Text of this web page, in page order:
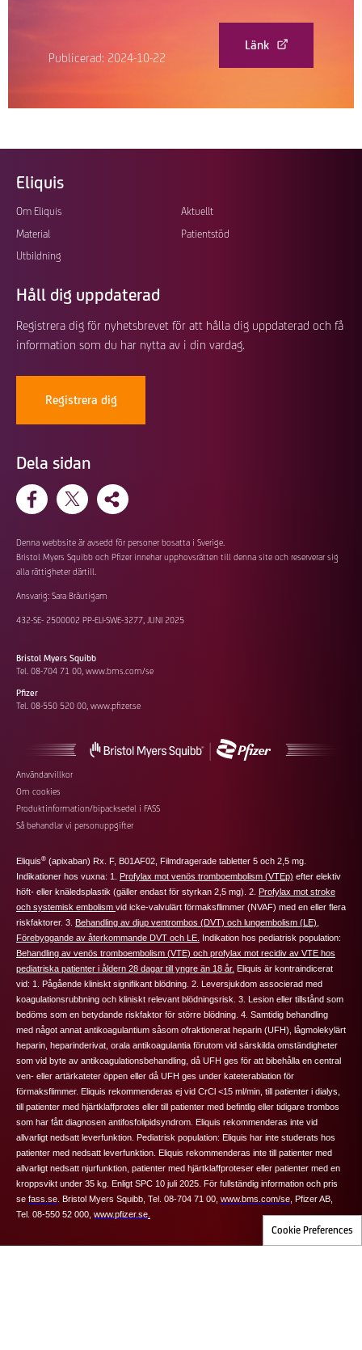
Publicerad: 2024-10-22
Länk
Eliquis
Footer
Om Eliquis
Aktuellt
Material
Patientstöd
Utbildning
Håll dig uppdaterad
Registrera dig för nyhetsbrevet för att hålla dig uppdaterad och få
information som du har nytta av i din vardag.
Registrera dig
Dela sidan
Denna webbsite är avsedd för personer bosatta i Sverige.
Bristol Myers Squibb och Pfizer innehar upphovsrätten till denna site och reserverar sig
alla rättigheter därtill.
Ansvarig: Sara Bräutigam
432-SE- 2500002 PP-ELI-SWE-3277, JUNI 2025
Bristol Myers Squibb
Tel. 08-704 71 00, www.bms.com/se
Pfizer
Tel. 08-550 520 00, www.pfizer.se
Footer
additional
links
Användarvillkor
Om cookies
Produktinformation/bipacksedel i FASS
Så behandlar vi personuppgifter
Eliquis® (apixaban) Rx. F, B01AF02, Filmdragerade tabletter 5 och 2,5 mg.
Indikationer hos vuxna: 1.
Profylax mot venös tromboembolism (VTEp) efter elektiv
höft‑ eller knäledsplastik (gäller endast för styrkan 2,5 mg). 2.
Profylax mot stroke
och systemisk embolism vid icke-valvulärt förmaksflimmer (NVAF) med en eller flera
riskfaktorer. 3.
Behandling av djup ventrombos (DVT) och lungembolism (LE)
Förebyggande av återkommande DVT och LE.
Indikation hos pediatrisk population:
Behandling av venös tromboembolism (VTE) och profylax mot recidiv av VTE hos
pediatriska patienter i åldern 28 dagar till yngre än 18 år. Eliquis är kontraindicerat
vid: 1. Pågående kliniskt signifikant blödning. 2. Leversjukdom associerad med
koagulationsrubbning och kliniskt relevant blödningsrisk. 3. Lesion eller tillstånd som
bedöms som en betydande riskfaktor för större blödning. 4. Samtidig behandling
med något annat antikoagulantium såsom ofraktionerat heparin (UFH), lågmolekylärt
heparin, heparinderivat, orala antikoagulantia förutom vid särskilda omständigheter
som vid byte av antikoagulationsbehandling, då UFH ges för att bibehålla en central
ven- eller artärkateter öppen eller då UFH ges under kateterablation för
förmaksflimmer. Eliquis rekommenderas ej vid CrCl <15 ml/min, till patienter i dialys,
till patienter med hjärtklaffprotes eller till patienter med befintlig eller tidigare trombos
som har fått diagnosen antifosfolipidsyndrom.
Eliquis rekommenderas inte vid
allvarligt nedsatt leverfunktion.
Pediatrisk population: Eliquis har inte studerats hos
patienter med nedsatt leverfunktion.
Eliquis rekommenderas inte till patienter med
allvarligt nedsatt njurfunktion, patienter med hjärtklaffproteser eller patienter med en
kroppsvikt under 35 kg. Enligt SPC 10 juli 2025.
För fullständig information och pris
se fass.se Bristol Myers Squibb, Tel. 08-704 71 00, www.bms.com/se
Pfizer AB,
Tel. 08-550 52 000, www.pfizer.se
Cookie Preferences